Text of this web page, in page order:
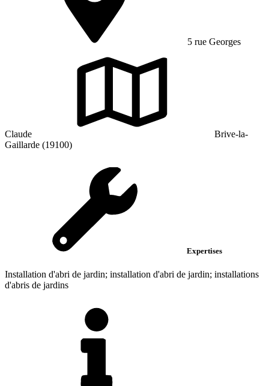
5 rue Georges
Claude
Brive-la-
Gaillarde (19100)
Expertises
Installation d'abri de jardin; installation d'abri de jardin; installations
d'abris de jardins